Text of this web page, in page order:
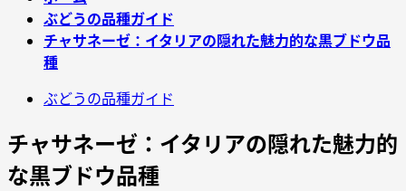
ぶどうの品種ガイド
チャサネーゼ：イタリアの隠れた魅力的な黒ブドウ品
種
ぶどうの品種ガイド
チャサネーゼ：イタリアの隠れた魅力的
な黒ブドウ品種